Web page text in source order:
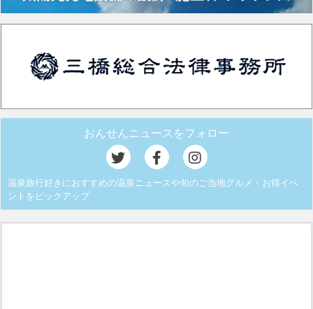
おんせんニュースをフォロー
温泉旅行好きにおすすめの温泉ニュースや旬のご当地グルメ・お得イベ
ントをピックアップ